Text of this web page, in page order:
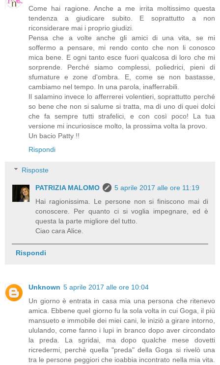
Come hai ragione. Anche a me irrita moltissimo questa
tendenza a giudicare subito. E soprattutto a non
riconsiderare mai i proprio giudizi.
Pensa che a volte anche gli amici di una vita, se mi
soffermo a pensare, mi rendo conto che non li conosco
mica bene. E ogni tanto esce fuori qualcosa di loro che mi
sorprende. Perché siamo complessi, poliedrici, pieni di
sfumature e zone d'ombra. E, come se non bastasse,
cambiamo nel tempo. In una parola, inafferrabili.
Il salamino invece lo afferrerei volentieri, soprattutto perché
so bene che non si salume si tratta, ma di uno di quei dolci
che fa sempre tutti strafelici, e con così poco! La tua
versione mi incuriosisce molto, la prossima volta la provo.
Un bacio Patty !!
Rispondi
Risposte
PATRIZIA MALOMO
5 aprile 2017 alle ore 11:19
Hai ragionissima. Le persone non si finiscono mai di
conoscere. Per quanto ci si voglia impegnare, ed è
questa la parte migliore del tutto.
Ciao cara Alice.
Rispondi
Unknown 5 aprile 2017 alle ore 10:04
Un giorno è entrata in casa mia una persona che ritenevo
amica. Ebbene quel giorno fu la sola volta in cui Goga, il più
mansueto e immobile dei miei cani, le iniziò a girare intorno,
ululando, come fanno i lupi in branco dopo aver circondato
la preda. La sgridai, ma dopo qualche mese dovetti
ricredermi, perchè quella "preda" della Goga si rivelò una
tra le persone peggiori che ioabbia incontrato nella mia vita.